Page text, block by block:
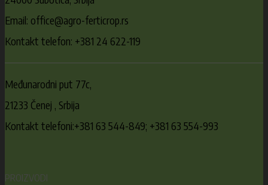
Email: office@agro-ferticrop.rs
Kontakt telefon: +381 24 622-119
Međunarodni put 77c,
21233 Čenej , Srbija
Kontakt telefoni:+381 63 544-849; +381 63 554-993
PROIZVODI